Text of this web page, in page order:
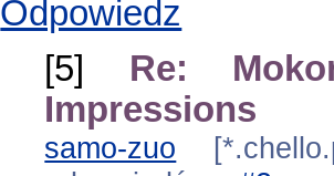
Odpowiedz
[5] Re:
Impressions
samo-zuo